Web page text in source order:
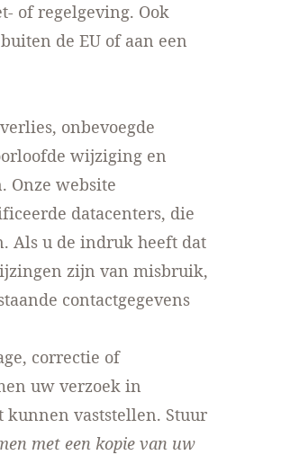
of regelgeving. Ook
de EU of aan een
onbevoegde
wijziging en
Onze website
datacenters, die
Als u de indruk heeft dat
zijn van misbruik,
contactgegevens
correctie of
uw verzoek in
vaststellen. Stuur
met een kopie van uw